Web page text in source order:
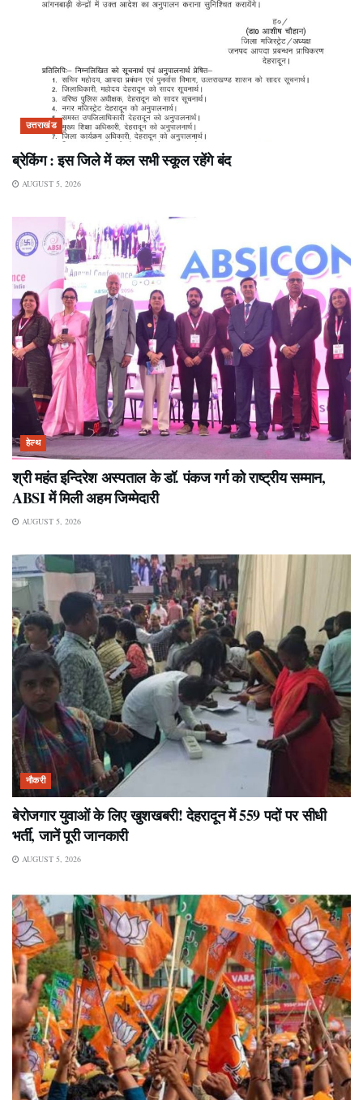
उत्तराखंड
ब्रेकिंग : इस जिले में कल सभी स्कूल रहेंगे बंद
AUGUST 5, 2026
हेल्थ
श्री महंत इन्दिरेश अस्पताल के डॉ. पंकज गर्ग को राष्ट्रीय सम्मान,
ABSI में मिली अहम जिम्मेदारी
AUGUST 5, 2026
नौकरी
बेरोजगार युवाओं के लिए खुशखबरी! देहरादून में 559 पदों पर सीधी
भर्ती, जानें पूरी जानकारी
AUGUST 5, 2026